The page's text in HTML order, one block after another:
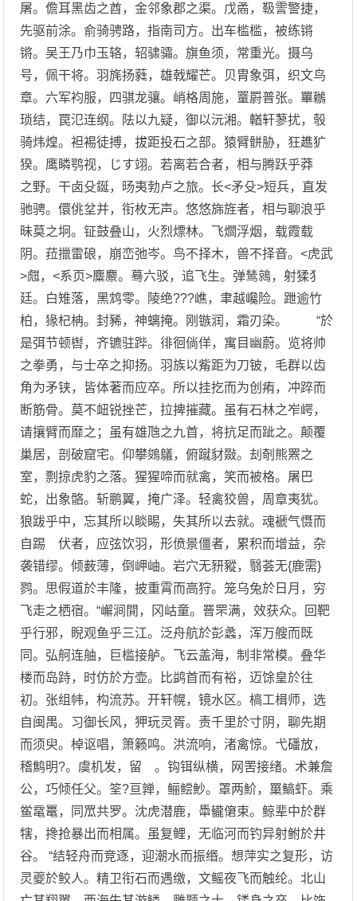
屠。儋耳黑齿之酋，金邻象郡之渠。戊矞，靸霅警捷，
先驱前涂。俞骑骋路，指南司方。出车槛槛，被练锵
锵。吴王乃巾玉辂，轺骕骦。旗鱼须，常重光。摄乌
号，佩干将。羽旄扬蕤，雄戟耀芒。贝胄象弭，织文鸟
章。六军袀服，四骐龙骧。峭格周施，罿罻普张。罼鶒
琐结，罠氾连纲。阹以九疑，御以沅湘。輶轩蓼扰，彀
骑炜煌。袒裼徒搏，拔距投石之部。猿臂骿胁，狂趭犷
猤。鹰瞵鹗视，じす翊。若离若合者，相与腾跃乎莽
之野。干卤殳鋋，旸夷勃卢之旅。长<矛殳>短兵，直发
驰骋。儇佻坌并，衔枚无声。悠悠旆旌者，相与聊浪乎
昧莫之坰。钲鼓叠山，火烈熛林。飞爓浮烟，载霞载
阴。菈擸雷硠，崩峦弛岑。鸟不择木，兽不择音。<虎武
>甝，<系页>麋麖。蓦六驳，追飞生。弹鸶鶁，射猱犭
廷。白雉落，黑鸩零。陵绝???嶕，聿越巉险。跇逾竹
柏，猭杞柟。封豨，神螭掩。刚镞润，霜刃染。 “於
是弭节顿辔，齐镳驻跸。徘徊倘佯，寓目幽蔚。览将帅
之拳勇，与士卒之抑扬。羽族以觜距为刀铍，毛群以齿
角为矛铗，皆体著而应卒。所以挂扢而为创痏，冲踤而
断筋骨。莫不衄锐挫芒，拉捭摧藏。虽有石林之岝崿，
请攘臂而靡之；虽有雄虺之九首，将抗足而跐之。颠覆
巢居，剖破窟宅。仰攀鵕鸃，俯蹴豺敠。刦剞熊罴之
室，剽掠虎豹之落。猩猩啼而就禽，笑而被格。屠巴
蛇，出象骼。斩鹏翼，掩广泽。轻禽狡兽，周章夷犹。
狼跋乎中，忘其所以睒睗，失其所以去就。魂褫气慑而
自踢 伏者，应弦饮羽，形偾景僵者，累积而增益，杂
袭错缪。倾薮薄，倒岬岫。岩穴无豜豵，翳荟无{鹿需}
鹨。思假道於丰隆，披重霄而高狩。笼乌兔於日月，穷
飞走之栖宿。“嶰涧閴，冈岵童。罾罘满，效获众。回靶
乎行邪，睨观鱼乎三江。泛舟航於彭蠡，浑万艘而既
同。弘舸连舳，巨槛接舻。飞云盖海，制非常模。叠华
楼而岛跱，时仿於方壶。比鹢首而有裕，迈馀皇於往
初。张组帏，构流苏。开轩幌，镜水区。槁工楫师，选
自闽禺。习御长风，狎玩灵胥。责千里於寸阴，聊先期
而须臾。棹讴唱，箫籁鸣。洪流响，渚禽惊。弋磻放，
稽鹪明?。虞机发，留 。钩铒纵横，网罟接绪。术兼詹
公，巧倾任父。筌?亘亸，鲡鲿魦。罩两魪，罺鰝虾。乘
鲎鼋鼍，同罛共罗。沈虎潜鹿，馽龓僒束。鲸辈中於群
犗，搀抢暴出而相属。虽复鲤，无临河而钓异射鲋於井
谷。 “结轻舟而竞逐，迎潮水而振缗。想萍实之复形，访
灵夔於鲛人。精卫衔石而遇缴，文鳐夜飞而触纶。北山